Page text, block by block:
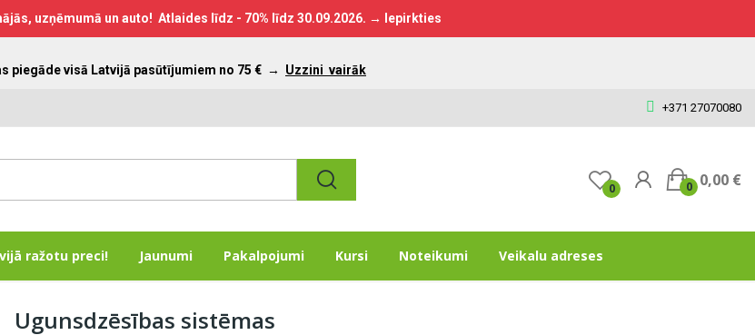
uzņēmumā un auto! Atlaides līdz - 70% līdz 30.09.2026. → Iepirkties
piegāde visā Latvijā pasūtījumiem no 75 € → Uzzini vairāk
+371 27070080
0 0,00 €
0
ražotu preci! Jaunumi Pakalpojumi Kursi Noteikumi Veikalu adreses
Ugunsdzēsības sistēmas